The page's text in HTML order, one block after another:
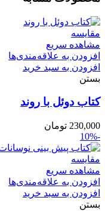
مقایسه
مشاهده سریع
افزودن به علاقه‌مندی‌ها
افزودن به سبد خرید
بستن
کتاب دوئل با روند
230,000 تومان
-10%
مقایسه
مشاهده سریع
افزودن به علاقه‌مندی‌ها
افزودن به سبد خرید
بستن